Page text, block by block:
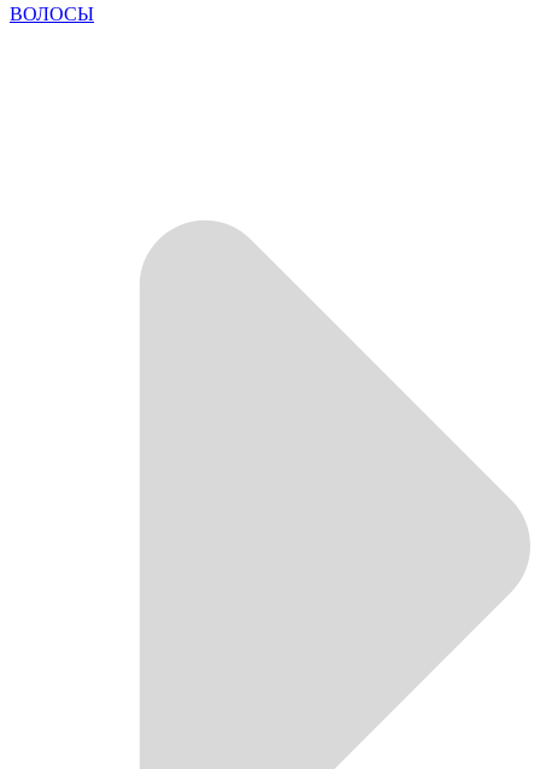
ВОЛОСЫ